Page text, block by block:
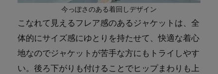
今っぽさのある着回しデザイン
こなれて見えるフレア感のあるジャケットは、全
体的にサイズ感にゆとりを持たせて、快適な着心
地なのでジャケットが苦手な方にもトライしやす
い。後ろ下がりも付けることでヒップまわりも上